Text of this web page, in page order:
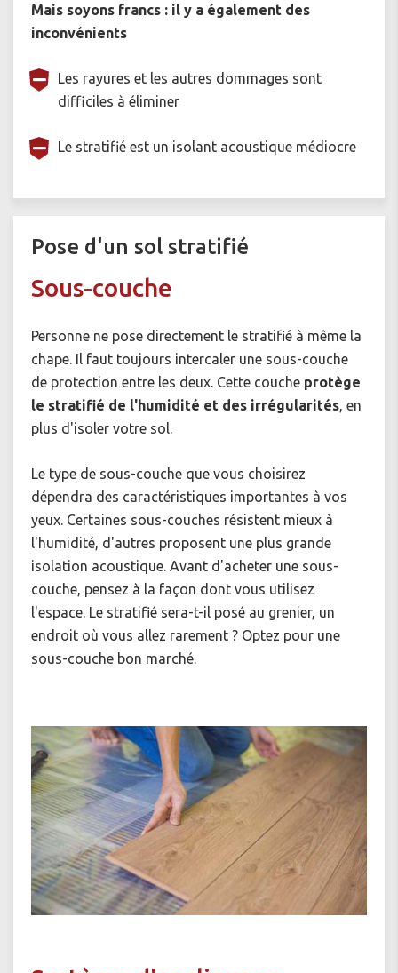
Mais soyons francs : il y a également des
inconvénients
Les rayures et les autres dommages sont
difficiles à éliminer
Le stratifié est un isolant acoustique médiocre
Pose d'un sol stratifié
Sous-couche
Personne ne pose directement le stratifié à même la
chape. Il faut toujours intercaler une sous-couche
de protection entre les deux. Cette couche protège
le stratifié de l'humidité et des irrégularités, en
plus d'isoler votre sol.
Le type de sous-couche que vous choisirez
dépendra des caractéristiques importantes à vos
yeux. Certaines sous-couches résistent mieux à
l'humidité, d'autres proposent une plus grande
isolation acoustique. Avant d'acheter une sous-
couche, pensez à la façon dont vous utilisez
l'espace. Le stratifié sera-t-il posé au grenier, un
endroit où vous allez rarement ? Optez pour une
sous-couche bon marché.